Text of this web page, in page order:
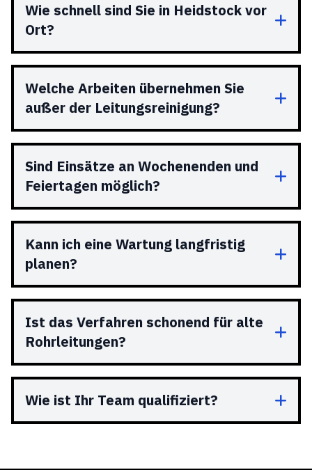
Wie schnell sind Sie in Heidstock vor
Ort?
Welche Arbeiten übernehmen Sie
außer der Leitungsreinigung?
Sind Einsätze an Wochenenden und
Feiertagen möglich?
Kann ich eine Wartung langfristig
planen?
Ist das Verfahren schonend für alte
Rohrleitungen?
Wie ist Ihr Team qualifiziert?